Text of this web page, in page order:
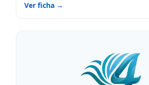
Ver ficha →